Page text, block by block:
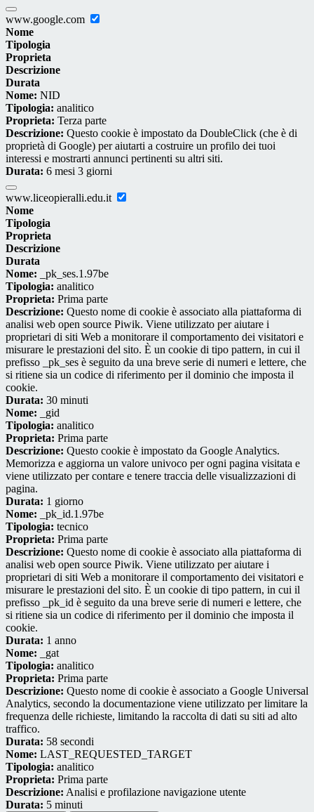
www.google.com
Nome
Tipologia
Proprieta
Descrizione
Durata
Nome: NID
Tipologia: analitico
Proprieta: Terza parte
Descrizione: Questo cookie è impostato da DoubleClick (che è di
proprietà di Google) per aiutarti a costruire un profilo dei tuoi
interessi e mostrarti annunci pertinenti su altri siti.
Durata: 6 mesi 3 giorni
www.liceopieralli.edu.it
Nome
Tipologia
Proprieta
Descrizione
Durata
Nome: _pk_ses.1.97be
Tipologia: analitico
Proprieta: Prima parte
Descrizione: Questo nome di cookie è associato alla piattaforma di
analisi web open source Piwik. Viene utilizzato per aiutare i
proprietari di siti Web a monitorare il comportamento dei visitatori e
misurare le prestazioni del sito. È un cookie di tipo pattern, in cui il
prefisso _pk_ses è seguito da una breve serie di numeri e lettere, che
si ritiene sia un codice di riferimento per il dominio che imposta il
cookie.
Durata: 30 minuti
Nome: _gid
Tipologia: analitico
Proprieta: Prima parte
Descrizione: Questo cookie è impostato da Google Analytics.
Memorizza e aggiorna un valore univoco per ogni pagina visitata e
viene utilizzato per contare e tenere traccia delle visualizzazioni di
pagina.
Durata: 1 giorno
Nome: _pk_id.1.97be
Tipologia: tecnico
Proprieta: Prima parte
Descrizione: Questo nome di cookie è associato alla piattaforma di
analisi web open source Piwik. Viene utilizzato per aiutare i
proprietari di siti Web a monitorare il comportamento dei visitatori e
misurare le prestazioni del sito. È un cookie di tipo pattern, in cui il
prefisso _pk_id è seguito da una breve serie di numeri e lettere, che
si ritiene sia un codice di riferimento per il dominio che imposta il
cookie.
Durata: 1 anno
Nome: _gat
Tipologia: analitico
Proprieta: Prima parte
Descrizione: Questo nome di cookie è associato a Google Universal
Analytics, secondo la documentazione viene utilizzato per limitare la
frequenza delle richieste, limitando la raccolta di dati su siti ad alto
traffico.
Durata: 58 secondi
Nome: LAST_REQUESTED_TARGET
Tipologia: analitico
Proprieta: Prima parte
Descrizione: Analisi e profilazione navigazione utente
Durata: 5 minuti